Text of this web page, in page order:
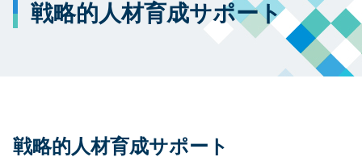
戦略的人材育成サポート
戦略的人材育成サポート